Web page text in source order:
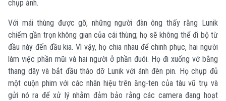
chụp ảnh.
Với mái thùng được gỡ, những người đàn ông thấy rằng Lunik
chiếm gần trọn không gian của cái thùng; họ sẽ không thể đi bộ từ
đầu này đến đầu kia. Vì vậy, họ chia nhau để chinh phục, hai người
làm việc phần mũi và hai người ở phần đuôi. Họ đi xuống vớ bằng
thang dây và bắt đầu tháo dỡ Lunik với ánh đèn pin. Họ chụp đủ
một cuộn phim với các nhãn hiệu trên ăng-ten của tàu vũ trụ và
gửi nó ra để xử lý nhằm đảm bảo rằng các camera đang hoạt